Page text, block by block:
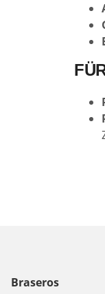
Braseros